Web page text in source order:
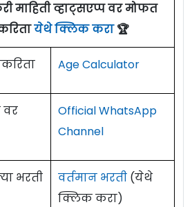
माहिती व्हाट्सएप्प वर मोफत
येथे क्लिक करा🏆
Age Calculator
वर
Official WhatsApp
Channel
भरती
वर्तमान भरती (येथे
क्लिक करा)